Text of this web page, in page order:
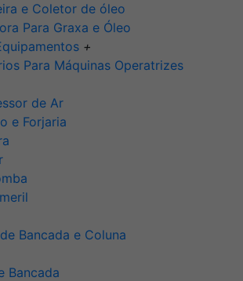
e Coletor de óleo
Para Graxa e Óleo
+
Para Máquinas Operatrizes
de Ar
e Forjaria
Bancada e Coluna
Bancada